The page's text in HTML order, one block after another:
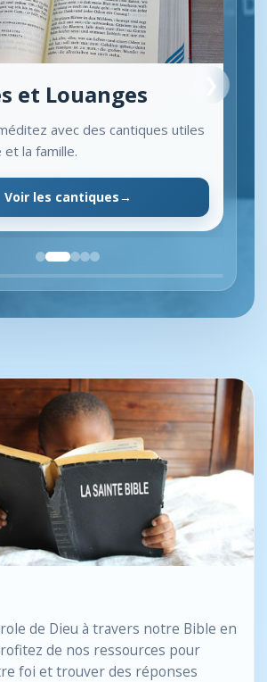
et Louanges
avec des cantiques utiles
la famille.
Voir les cantiques
❯
de Dieu à travers notre Bible en
de nos ressources pour
foi et trouver des réponses